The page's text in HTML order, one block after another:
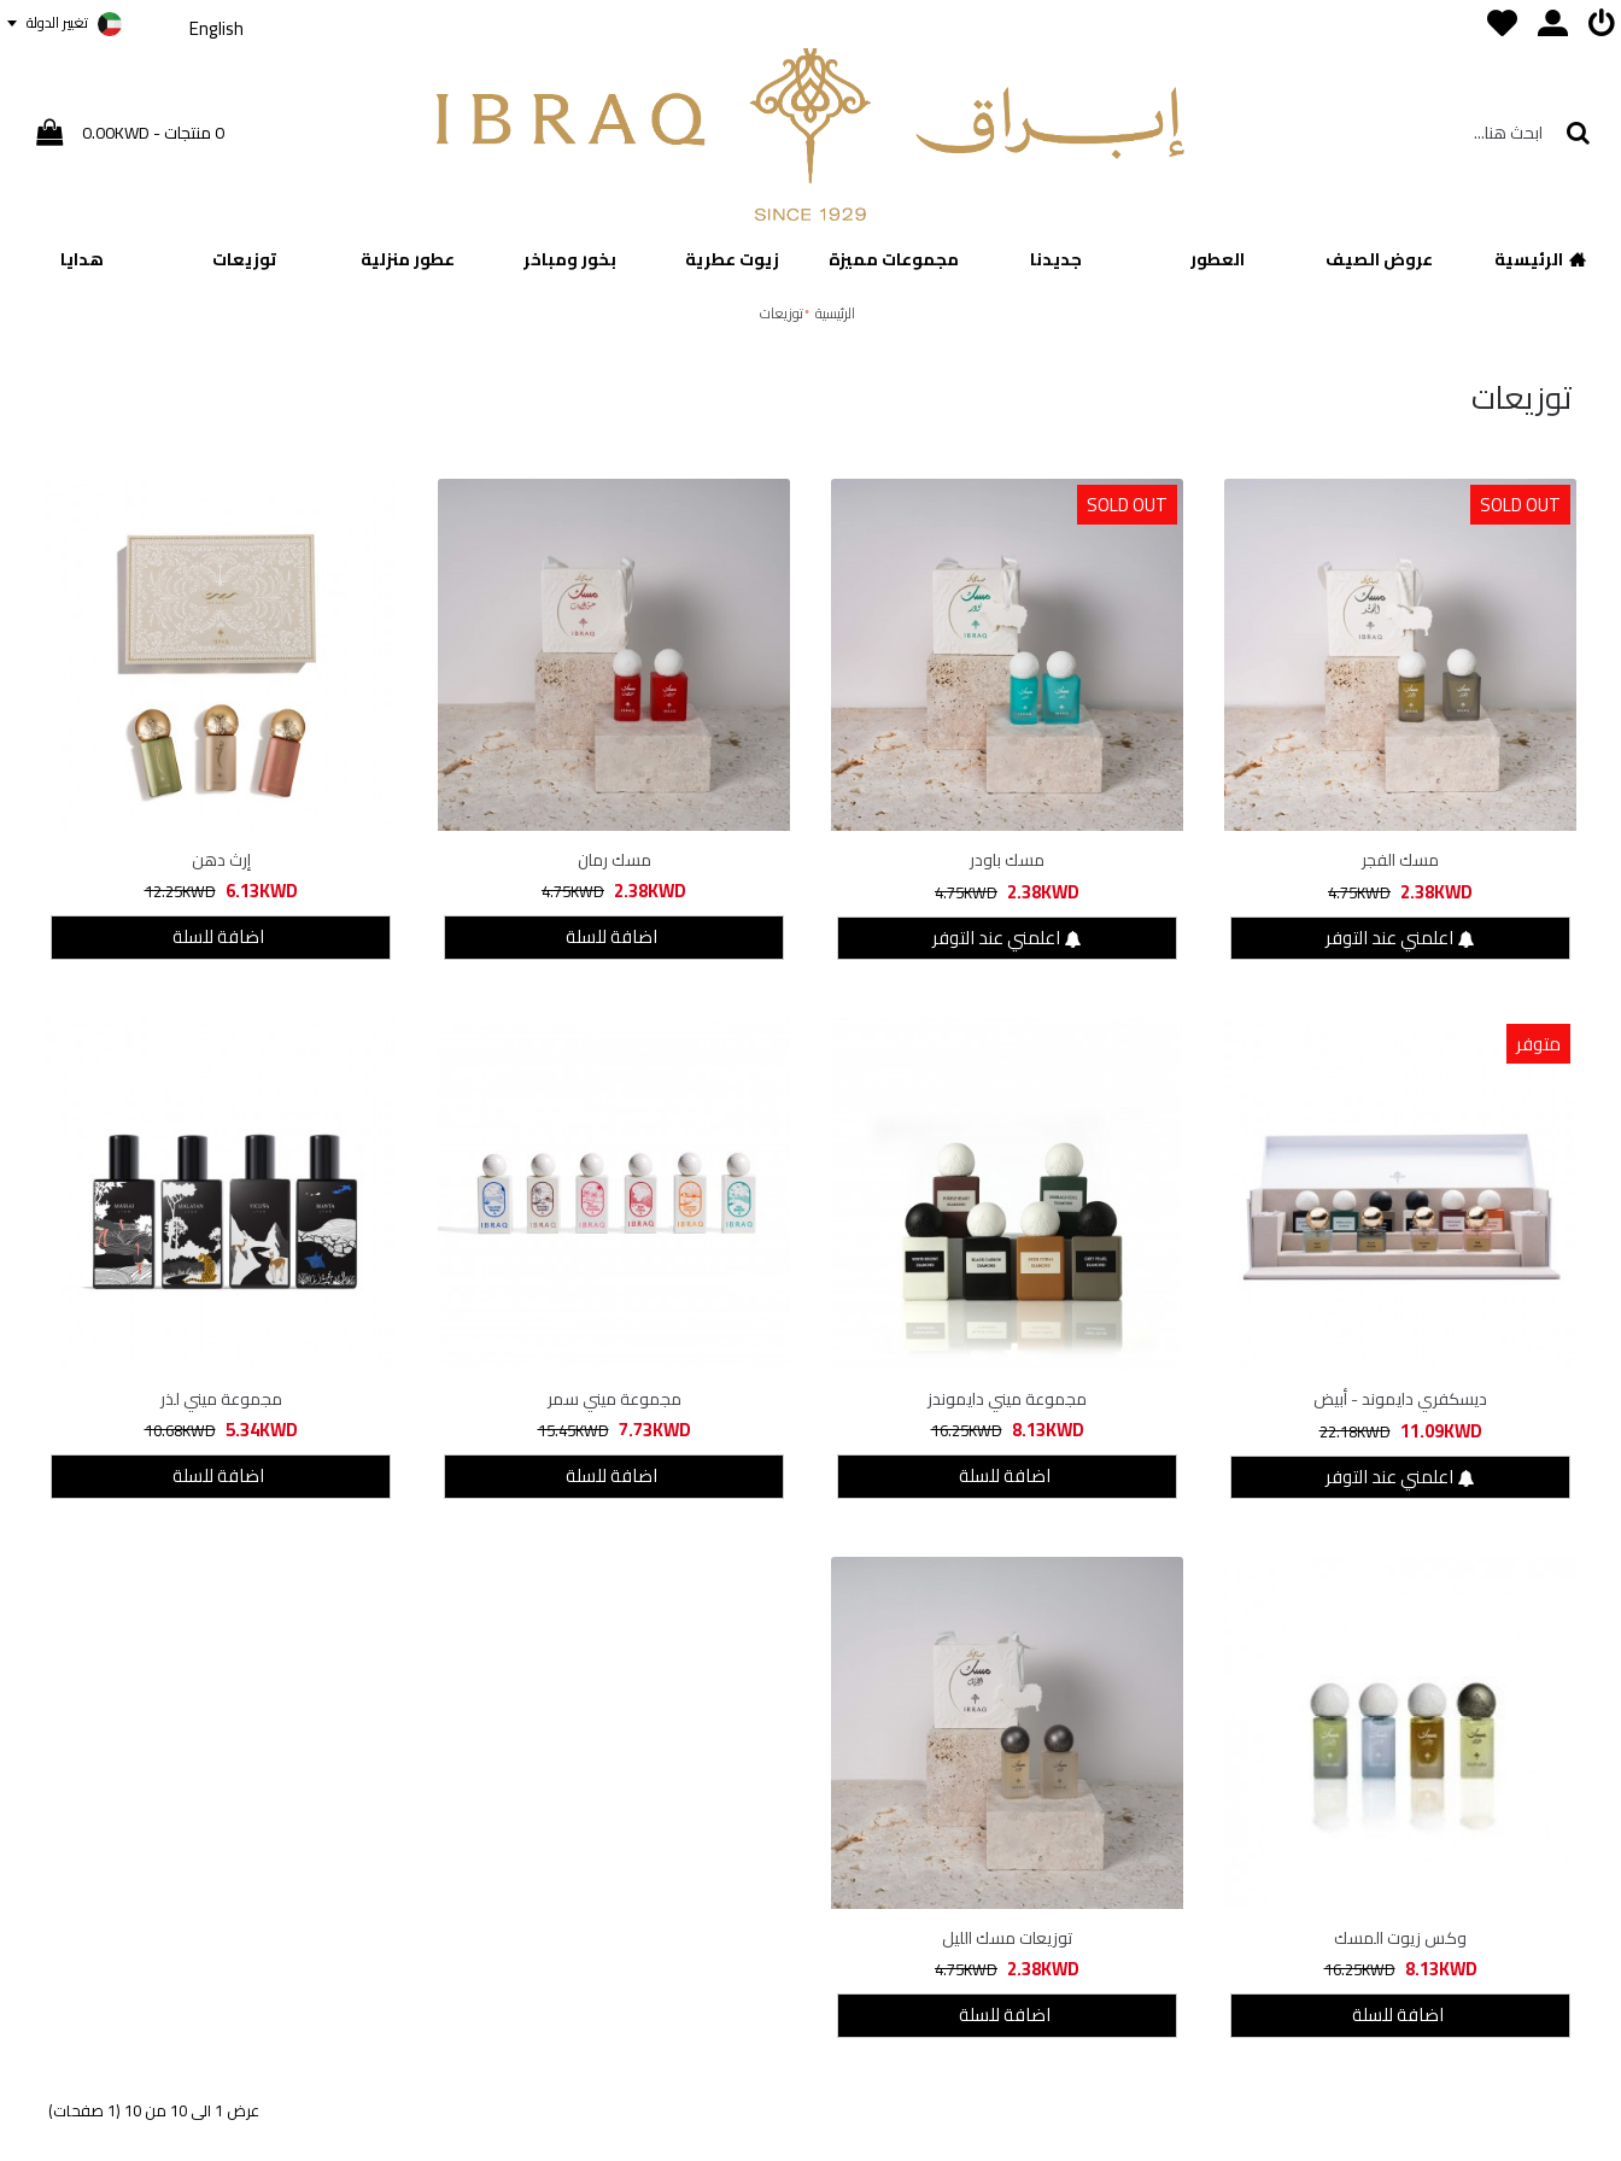
English تغيير الدولة
0 منتجات - 0.00KWD
الرئيسية عروض الصيف العطور جديدنا مجموعات مميزة زيوت عطرية بخور ومباخر عطور منزلية توزيعات هدايا
الرئيسية توزيعات
توزيعات
SOLD OUT
مسك الفجر
4.75KWD 2.38KWD
اعلمني عند التوفر
SOLD OUT
مسك باودر
4.75KWD 2.38KWD
اعلمني عند التوفر
مسك رمان
4.75KWD 2.38KWD
اضافة للسلة
إرث دهن
12.25KWD 6.13KWD
اضافة للسلة
متوفر
ديسكفري دايموند - أبيض
22.18KWD 11.09KWD
اعلمني عند التوفر
مجموعة ميني دايموندز
16.25KWD 8.13KWD
اضافة للسلة
مجموعة ميني سمر
15.45KWD 7.73KWD
اضافة للسلة
مجموعة ميني لذر
10.68KWD 5.34KWD
اضافة للسلة
وكس زيوت المسك
16.25KWD 8.13KWD
اضافة للسلة
توزيعات مسك الليل
4.75KWD 2.38KWD
اضافة للسلة
عرض 1 الى 10 من 10 (1 صفحات)